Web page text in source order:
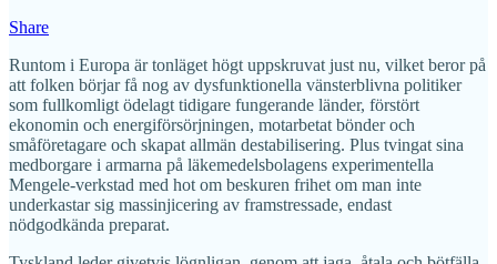
Share
Runtom i Europa är tonläget högt uppskruvat just nu, vilket beror på
att folken börjar få nog av dysfunktionella vänsterblivna politiker
som fullkomligt ödelagt tidigare fungerande länder, förstört
ekonomin och energiförsörjningen, motarbetat bönder och
småföretagare och skapat allmän destabilisering. Plus tvingat sina
medborgare i armarna på läkemedelsbolagens experimentella
Mengele-verkstad med hot om beskuren frihet om man inte
underkastar sig massinjicering av framstressade, endast
nödgodkända preparat.